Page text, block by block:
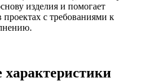
изделия и помогает
с требованиями к